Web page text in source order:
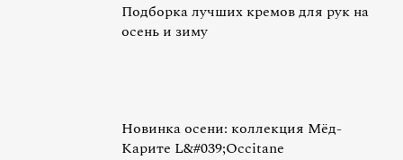
Подборка лучших кремов для рук на
осень и зиму
Новинка осени: коллекция Мёд-
Карите L&#039;Occitane